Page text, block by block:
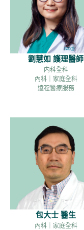
劉慧如 護理醫師
内科全科
內科｜家庭全科
遠程醫療服務
包大士 醫生
內科｜家庭全科